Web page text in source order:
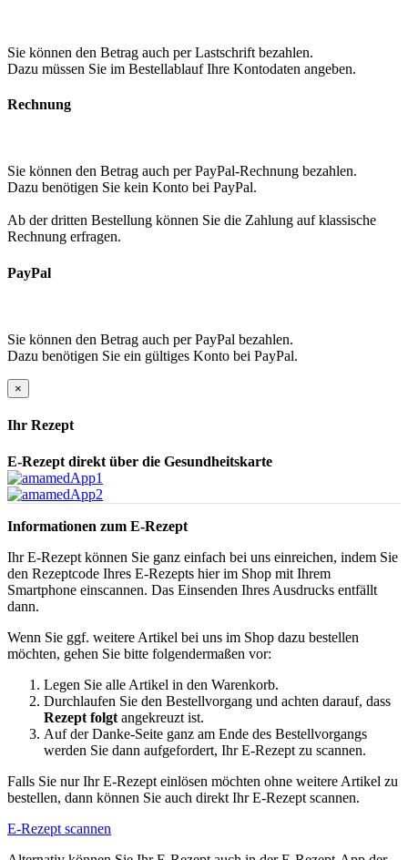
Sie können den Betrag auch per Lastschrift bezahlen.
Dazu müssen Sie im Bestellablauf Ihre Kontodaten angeben.
Rechnung
Sie können den Betrag auch per PayPal-Rechnung bezahlen.
Dazu benötigen Sie kein Konto bei PayPal.
Ab der dritten Bestellung können Sie die Zahlung auf klassische
Rechnung erfragen.
PayPal
Sie können den Betrag auch per PayPal bezahlen.
Dazu benötigen Sie ein gültiges Konto bei PayPal.
×
Ihr Rezept
E-Rezept direkt über die Gesundheitskarte
Informationen zum E-Rezept
Ihr E-Rezept können Sie ganz einfach bei uns einreichen, indem Sie
den Rezeptcode Ihres E-Rezepts hier im Shop mit Ihrem
Smartphone einscannen. Das Einsenden Ihres Ausdrucks entfällt
dann.
Wenn Sie ggf. weitere Artikel bei uns im Shop dazu bestellen
möchten, gehen Sie bitte folgendermaßen vor:
Legen Sie alle Artikel in den Warenkorb.
Durchlaufen Sie den Bestellvorgang und achten darauf, dass
Rezept folgt angekreuzt ist.
Auf der Danke-Seite ganz am Ende des Bestellvorgangs
werden Sie dann aufgefordert, Ihr E-Rezept zu scannen.
Falls Sie nur Ihr E-Rezept einlösen möchten ohne weitere Artikel zu
bestellen, dann können Sie auch direkt Ihr E-Rezept scannen.
E-Rezept scannen